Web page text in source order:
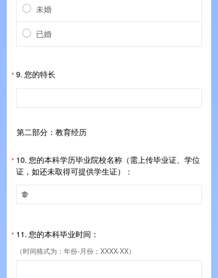
未婚
已婚
*9. 您的特长
第二部分：教育经历
* 10. 您的本科学历毕业院校名称（需上传毕业证、学位
证，如还未取得可提供学生证）：

* 11. 您的本科毕业时间：
（时间格式为：年份-月份；XXXX-XX）